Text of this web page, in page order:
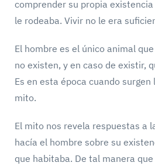
comprender su propia
le rodeaba. Vivir no le era
El hombre es el único animal
no existen, y en caso de existir,
Es en esta época cuando
mito.
El mito nos revela respuestas a
hacía el hombre sobre su
que habitaba. De tal manera